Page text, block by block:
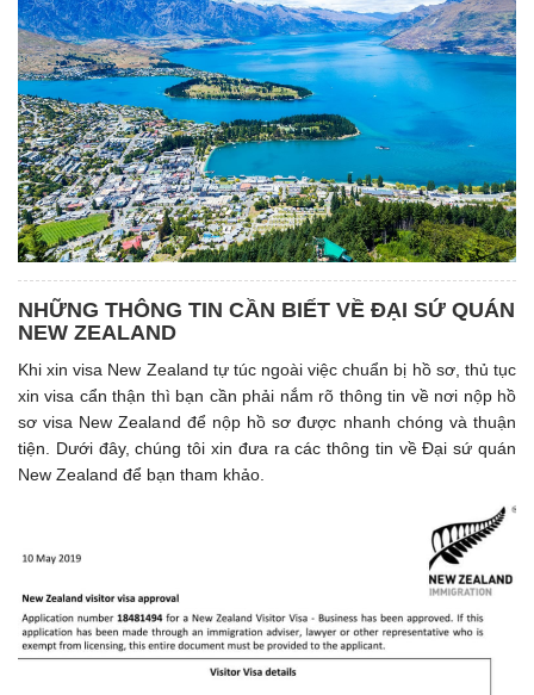
NHỮNG THÔNG TIN CẦN BIẾT VỀ ĐẠI SỨ QUÁN
NEW ZEALAND
Khi xin visa New Zealand tự túc ngoài việc chuẩn bị hồ sơ, thủ tục
xin visa cẩn thận thì bạn cần phải nắm rõ thông tin về nơi nộp hồ
sơ visa New Zealand để nộp hồ sơ được nhanh chóng và thuận
tiện. Dưới đây, chúng tôi xin đưa ra các thông tin về Đại sứ quán
New Zealand để bạn tham khảo.